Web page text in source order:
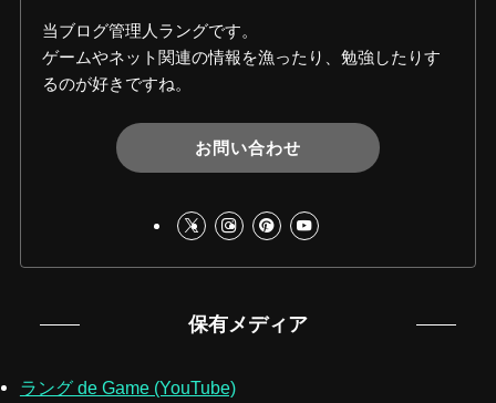
当ブログ管理人ラングです。
ゲームやネット関連の情報を漁ったり、勉強したりす
るのが好きですね。
お問い合わせ
保有メディア
ラング de Game (YouTube)